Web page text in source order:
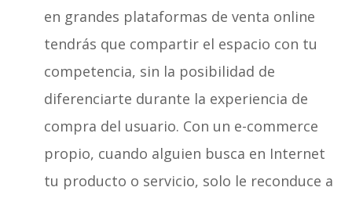
en grandes plataformas de venta online
tendrás que compartir el espacio con tu
competencia, sin la posibilidad de
diferenciarte durante la experiencia de
compra del usuario. Con un e-commerce
propio, cuando alguien busca en Internet
tu producto o servicio, solo le reconduce a